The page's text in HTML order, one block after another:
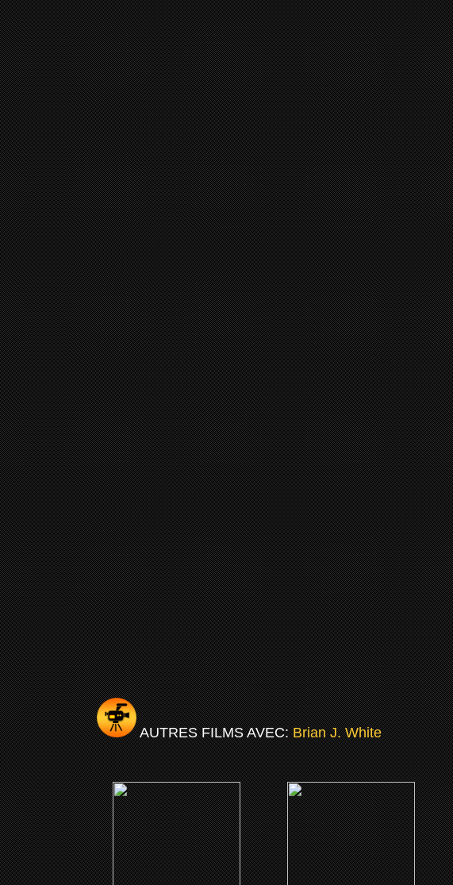
AUTRES FILMS AVEC:Brian J. White
(2018)
Amateur
(2018)
Never Heard